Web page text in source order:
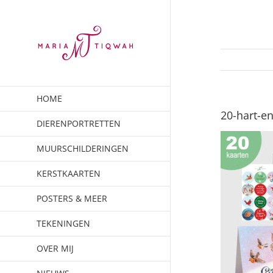
HOME
DIERENPORTRETTEN
MUURSCHILDERINGEN
KERSTKAARTEN
POSTERS & MEER
TEKENINGEN
OVER MIJ
20-hart-